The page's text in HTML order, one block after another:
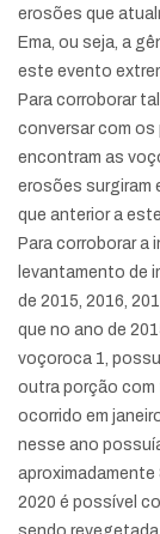
erosões que
Ema, ou seja, a
este evento
Para corroborar
conversar com os
encontram as
erosões surgiram
que anterior a
Para corroborar
levantamento de
de 2015, 2016,
que no ano de
voçoroca 1,
outra porção com
ocorrido em
nesse ano
aproximadamente
2020 é possível